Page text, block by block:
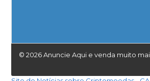
© 2026 Anuncie Aqui e venda muito